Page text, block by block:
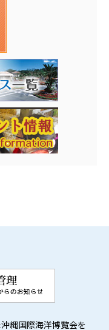
縄国際海洋博覧会を